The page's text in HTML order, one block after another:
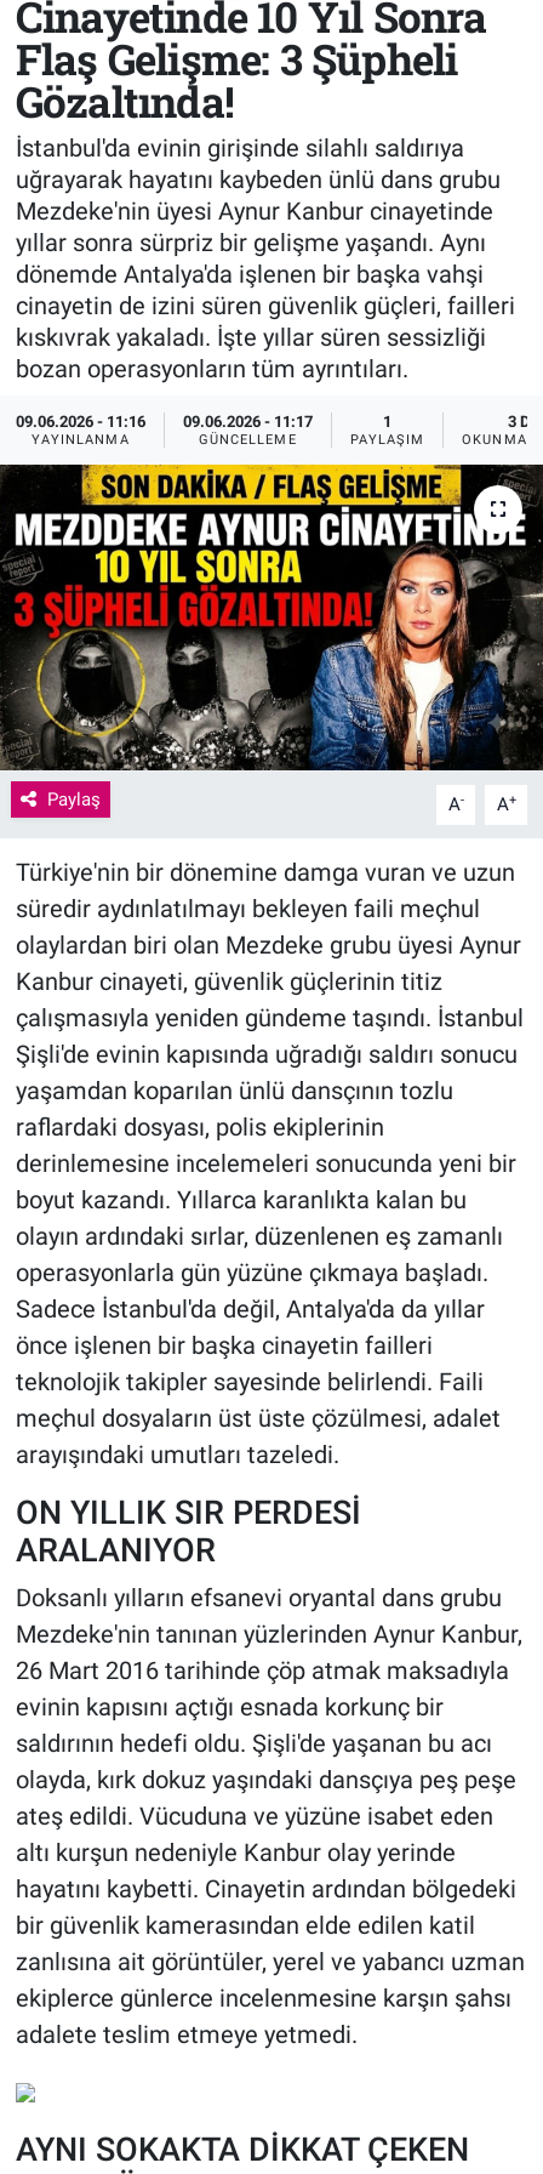
Cinayetinde 10 Yıl Sonra
Flaş Gelişme: 3 Şüpheli
Gözaltında!
İstanbul'da evinin girişinde silahlı saldırıya
uğrayarak hayatını kaybeden ünlü dans grubu
Mezdeke'nin üyesi Aynur Kanbur cinayetinde
yıllar sonra sürpriz bir gelişme yaşandı. Aynı
dönemde Antalya'da işlenen bir başka vahşi
cinayetin de izini süren güvenlik güçleri, failleri
kıskıvrak yakaladı. İşte yıllar süren sessizliği
bozan operasyonların tüm ayrıntıları.
09.06.2026 - 11:16
YAYINLANMA
09.06.2026 - 11:17
GÜNCELLEME
1
PAYLAŞIM
3 DK
OKUNMA
Paylaş A- A+
Türkiye'nin bir dönemine damga vuran ve uzun
süredir aydınlatılmayı bekleyen faili meçhul
olaylardan biri olan Mezdeke grubu üyesi Aynur
Kanbur cinayeti, güvenlik güçlerinin titiz
çalışmasıyla yeniden gündeme taşındı. İstanbul
Şişli'de evinin kapısında uğradığı saldırı sonucu
yaşamdan koparılan ünlü dansçının tozlu
raflardaki dosyası, polis ekiplerinin
derinlemesine incelemeleri sonucunda yeni bir
boyut kazandı. Yıllarca karanlıkta kalan bu
olayın ardındaki sırlar, düzenlenen eş zamanlı
operasyonlarla gün yüzüne çıkmaya başladı.
Sadece İstanbul'da değil, Antalya'da da yıllar
önce işlenen bir başka cinayetin failleri
teknolojik takipler sayesinde belirlendi. Faili
meçhul dosyaların üst üste çözülmesi, adalet
arayışındaki umutları tazeledi.
ON YILLIK SIR PERDESİ
ARALANIYOR
Doksanlı yılların efsanevi oryantal dans grubu
Mezdeke'nin tanınan yüzlerinden Aynur Kanbur,
26 Mart 2016 tarihinde çöp atmak maksadıyla
evinin kapısını açtığı esnada korkunç bir
saldırının hedefi oldu. Şişli'de yaşanan bu acı
olayda, kırk dokuz yaşındaki dansçıya peş peşe
ateş edildi. Vücuduna ve yüzüne isabet eden
altı kurşun nedeniyle Kanbur olay yerinde
hayatını kaybetti. Cinayetin ardından bölgedeki
bir güvenlik kamerasından elde edilen katil
zanlısına ait görüntüler, yerel ve yabancı uzman
ekiplerce günlerce incelenmesine karşın şahsı
adalete teslim etmeye yetmedi.
AYNI SOKAKTA DİKKAT ÇEKEN
Sağlık
Spor
Teknoloji
Tv Medya
KÜLTÜR SANAT